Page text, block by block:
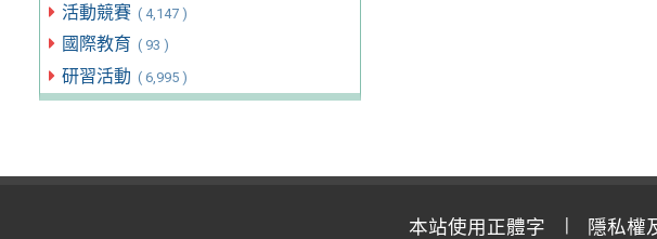
活動競賽 ( 4,147 )
國際教育 ( 93 )
研習活動 ( 6,995 )
本站使用正體字 隱私權